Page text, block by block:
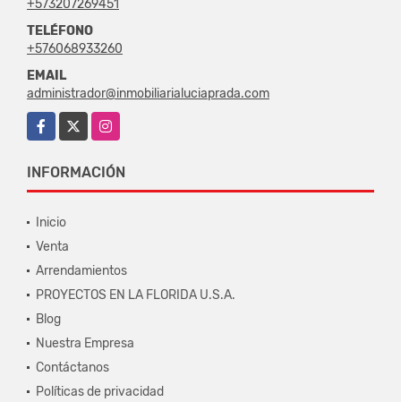
+573207269451
TELÉFONO
+576068933260
EMAIL
administrador@inmobiliarialuciaprada.com
Facebook
Instagram
INFORMACIÓN
Inicio
Venta
Arrendamientos
PROYECTOS EN LA FLORIDA U.S.A.
Blog
Nuestra Empresa
Contáctanos
Políticas de privacidad